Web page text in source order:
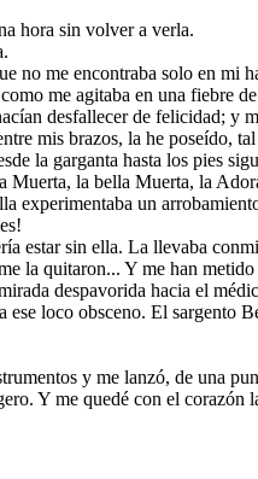
hora sin volver a verla.
no me encontraba solo en mi
me agitaba en una fiebre
desfallecer de felicidad;
mis brazos, la he poseído,
la garganta hasta los pies
la bella Muerta, la
experimentaba un
estar sin ella. La llevaba
la quitaron... Y me han
despavorida hacia el
loco obsceno. El sargento
y me lanzó, de una
Y me quedé con el